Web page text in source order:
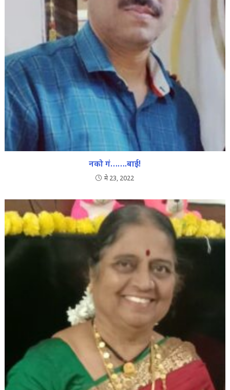
नको गं…….बाई!
मे 23, 2022